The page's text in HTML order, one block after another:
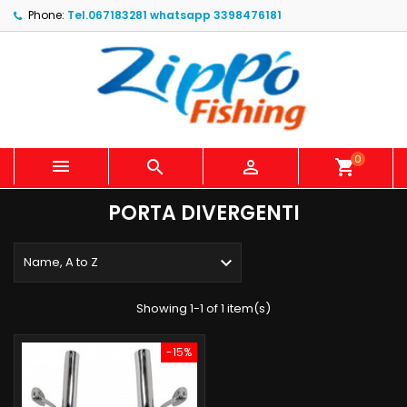
Phone: Tel.067183281 whatsapp 3398476181
   shopping_cart0
PORTA DIVERGENTI
Name, A to Z 
Showing 1-1 of 1 item(s)
-15%